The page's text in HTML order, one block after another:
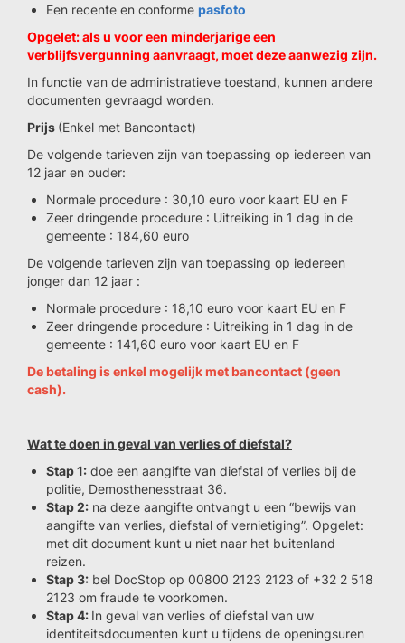
Een recente en conforme pasfoto
Opgelet: als u voor een minderjarige een
verblijfsvergunning aanvraagt, moet deze aanwezig zijn.
In functie van de administratieve toestand, kunnen andere
documenten gevraagd worden.
Prijs (Enkel met Bancontact)
De volgende tarieven zijn van toepassing op iedereen van
12 jaar en ouder:
Normale procedure : 30,10 euro voor kaart EU en F
Zeer dringende procedure : Uitreiking in 1 dag in de
gemeente : 184,60 euro
De volgende tarieven zijn van toepassing op iedereen
jonger dan 12 jaar :
Normale procedure : 18,10 euro voor kaart EU en F
Zeer dringende procedure : Uitreiking in 1 dag in de
gemeente : 141,60 euro voor kaart EU en F
De betaling is enkel mogelijk met bancontact (geen
cash).
Wat te doen in geval van verlies of diefstal?
Stap 1: doe een aangifte van diefstal of verlies bij de
politie, Demosthenesstraat 36.
Stap 2: na deze aangifte ontvangt u een “bewijs van
aangifte van verlies, diefstal of vernietiging”. Opgelet:
met dit document kunt u niet naar het buitenland
reizen.
Stap 3: bel DocStop op 00800 2123 2123 of +32 2 518
2123 om fraude te voorkomen.
Stap 4: In geval van verlies of diefstal van uw
identiteitsdocumenten kunt u tijdens de openingsuren